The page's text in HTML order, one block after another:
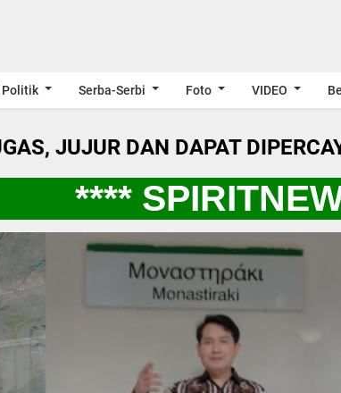
Politik Serba-Serbi Foto VIDEO
JUJUR DAN DAPAT
**** SPIRITNEWS